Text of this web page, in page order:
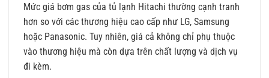
Mức giá bơm gas của tủ lạnh Hitachi thường cạnh tranh
hơn so với các thương hiệu cao cấp như LG, Samsung
hoặc Panasonic. Tuy nhiên, giá cả không chỉ phụ thuộc
vào thương hiệu mà còn dựa trên chất lượng và dịch vụ
đi kèm.